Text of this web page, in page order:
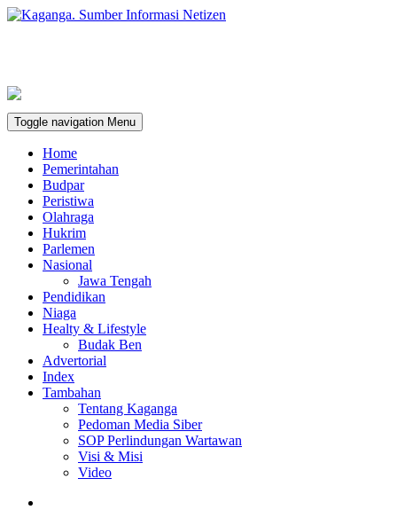
Toggle navigation Menu
Home
Pemerintahan
Budpar
Peristiwa
Olahraga
Hukrim
Parlemen
Nasional
Jawa Tengah
Pendidikan
Niaga
Healty & Lifestyle
Budak Ben
Advertorial
Index
Tambahan
Tentang Kaganga
Pedoman Media Siber
SOP Perlindungan Wartawan
Visi & Misi
Video